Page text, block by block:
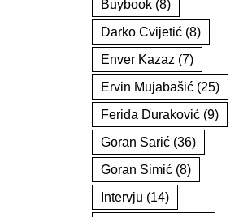
Buybook(8)
Darko Cvijetić(8)
Enver Kazaz (7)
Ervin Mujabašić(25)
Ferida Duraković(9)
Goran Sarić(36)
Goran Simić(8)
Intervju (14)